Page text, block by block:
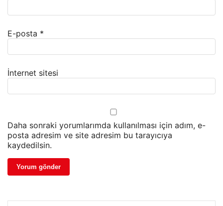
E-posta *
İnternet sitesi
Daha sonraki yorumlarımda kullanılması için adım, e-
posta adresim ve site adresim bu tarayıcıya
kaydedilsin.